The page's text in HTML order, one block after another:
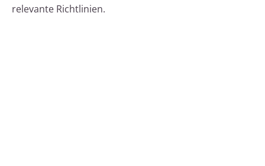
relevante Richtlinien.